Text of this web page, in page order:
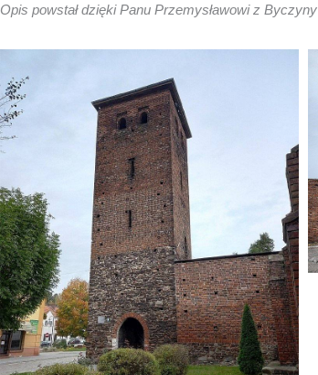
Opis powstał dzięki Panu Przemysławowi z Byczyny